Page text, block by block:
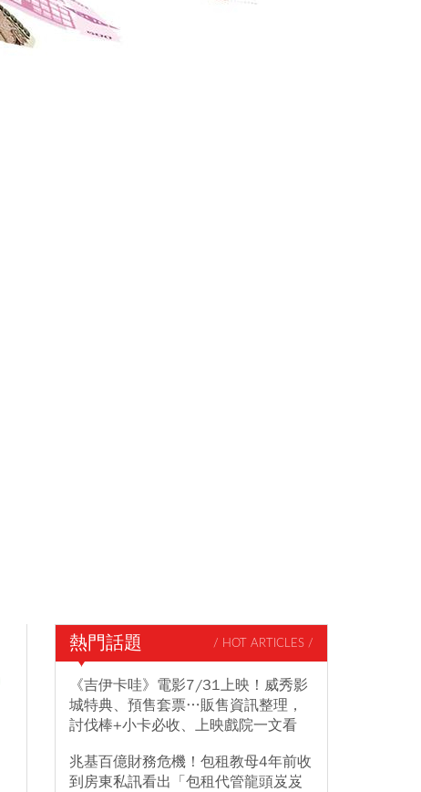
熱門話題 / HOT ARTICLES /
《吉伊卡哇》電影7/31上映！威秀影
城特典、預售套票…販售資訊整理，
討伐棒+小卡必收、上映戲院一文看
兆基百億財務危機！包租教母4年前收
到房東私訊看出「包租代管龍頭岌岌